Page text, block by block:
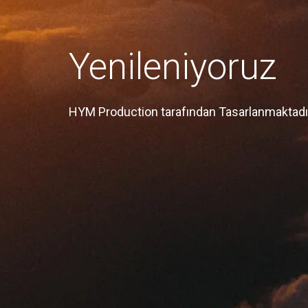
Yenileniyoruz
HYM Production tarafından